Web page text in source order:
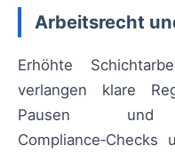
Arbeitsrecht
Erhöhte
verlangen klare
Pausen und